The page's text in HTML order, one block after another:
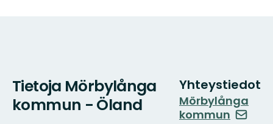
Tietoja Mörbylånga
kommun - Öland
Yhteystiedot
Mörbylånga
kommun